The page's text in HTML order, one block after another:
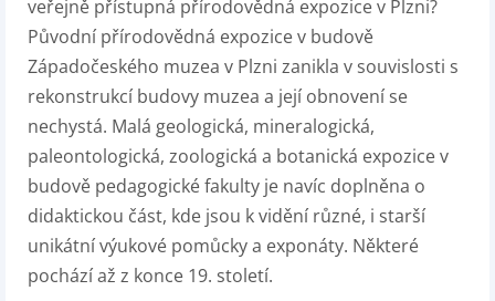
veřejně přístupná přírodovědná expozice v Plzni?
Původní přírodovědná expozice v budově
Západočeského muzea v Plzni zanikla v souvislosti s
rekonstrukcí budovy muzea a její obnovení se
nechystá. Malá geologická, mineralogická,
paleontologická, zoologická a botanická expozice v
budově pedagogické fakulty je navíc doplněna o
didaktickou část, kde jsou k vidění různé, i starší
unikátní výukové pomůcky a exponáty. Některé
pochází až z konce 19. století.